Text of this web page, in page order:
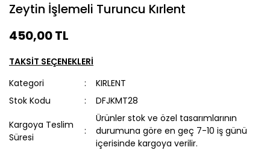
Zeytin İşlemeli Turuncu Kırlent
450,00 TL
TAKSİT SEÇENEKLERİ
Kategori
KIRLENT
Stok Kodu
DFJKMT28
Kargoya Teslim
Süresi
Ürünler stok ve özel tasarımlarının
durumuna göre en geç 7-10 iş günü
içerisinde kargoya verilir.